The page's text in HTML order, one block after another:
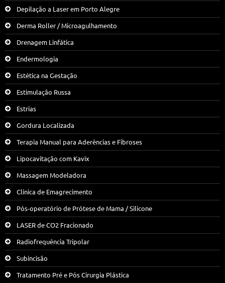
Depilação a Laser em Porto Alegre
Derma Roller / Microagulhamento
Drenagem Linfática
Endermologia
Estética na Gestação
Estimulação Russa
Estrias
Gordura Localizada
Terapia Manual para Aderências e Fibroses
Lipocavitação com Kavix
Massagem Modeladora
Clínica de Emagrecimento
Pós-operatório de Prótese de Mama / Silicone
LASER de CO2 Fracionado
Radiofrequência Tripolar
Subincisão
Tratamento Pré e Pós Cirurgia Plástica